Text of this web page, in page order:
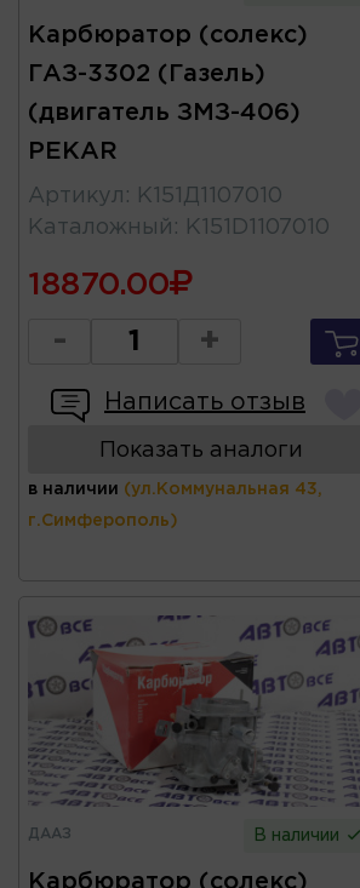
Карбюратор (солекс)
ГАЗ-3302 (Газель)
(двигатель ЗМЗ-406)
PEKAR
Артикул :
К151Д1107010
Каталожный : K151D1107010
18870.00
- +
Написать отзыв
Показать аналоги
в наличии (ул.Коммунальная 43,
г.Симферополь)
ДААЗ В наличии
Карбюратор (солекс)